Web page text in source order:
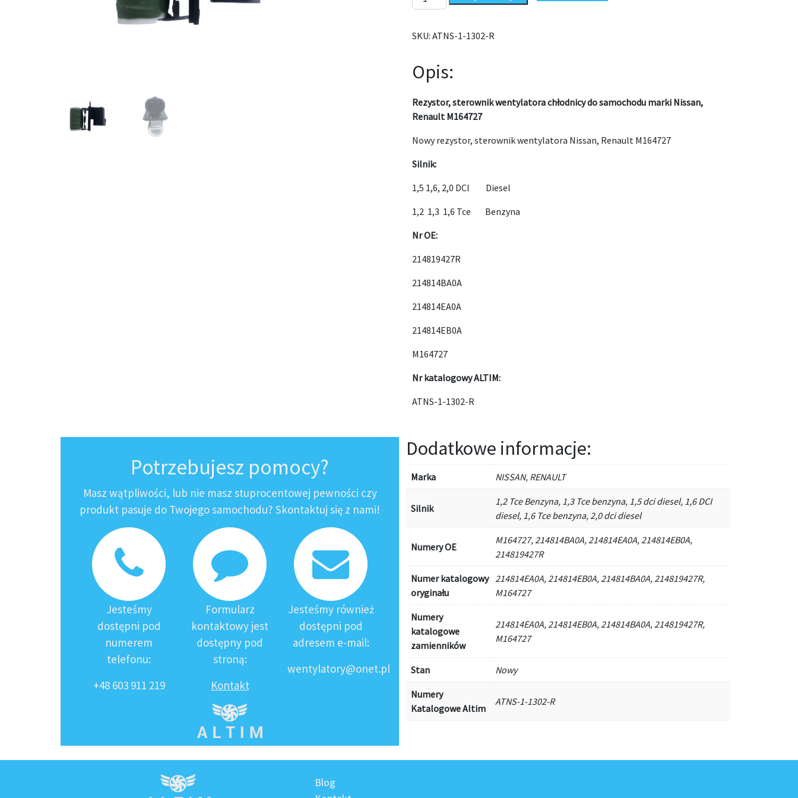
SKU:ATNS-1-1302-R
Opis:
Rezystor, sterownik wentylatora chłodnicy do samochodu marki Nissan,
Renault M164727
Nowy rezystor, sterownik wentylatora Nissan, Renault M164727
Silnik:
1,5 1,6, 2,0 DCI Diesel
1,2 1,3 1,6 Tce Benzyna
Nr OE:
214819427R
214814BA0A
214814EA0A
214814EB0A
M164727
Nr katalogowy ALTIM:
ATNS-1-1302-R
Potrzebujesz pomocy?
Masz wątpliwości, lub nie masz stuprocentowej pewności czy
produkt pasuje do Twojego samochodu? Skontaktuj się z nami!
Jesteśmy
dostępni pod
numerem
telefonu:
+48 603 911 219
Formularz
kontaktowy jest
dostępny pod
stroną:
Kontakt
Jesteśmy również
dostępni pod
adresem e-mail:
wentylatory@onet.pl
Dodatkowe informacje:
Marka NISSAN, RENAULT
Silnik
1,2 Tce Benzyna, 1,3 Tce benzyna, 1,5 dci diesel, 1,6 DCI
diesel, 1,6 Tce benzyna, 2,0 dci diesel
Numery OE
M164727, 214814BA0A, 214814EA0A, 214814EB0A,
214819427R
Numer katalogowy
oryginału
214814EA0A, 214814EB0A, 214814BA0A, 214819427R,
M164727
Numery
katalogowe
zamienników
214814EA0A, 214814EB0A, 214814BA0A, 214819427R,
M164727
Stan Nowy
Numery
Katalogowe Altim
ATNS-1-1302-R
Blog